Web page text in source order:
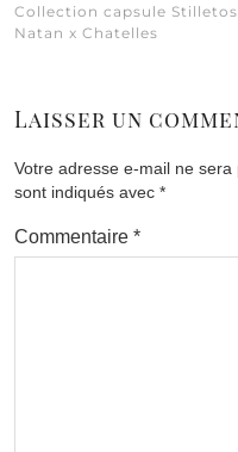
Collection capsule Stilletos
Natan x Chatelles
Laisser un
Votre adresse e-mail ne sera
sont indiqués avec *
Commentaire *